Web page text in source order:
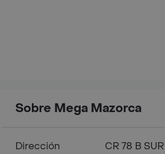
Sobre Mega Mazorca
Dirección CR 78 B